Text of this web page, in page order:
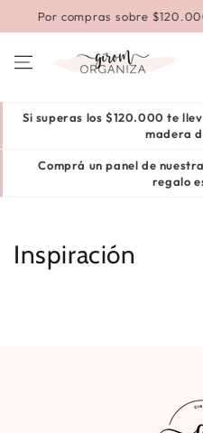
IR AL
CONTENIDO
Por compras sobre
Si superas los $120.000 te
madera
Comprá un panel de
regalo
Inspiración